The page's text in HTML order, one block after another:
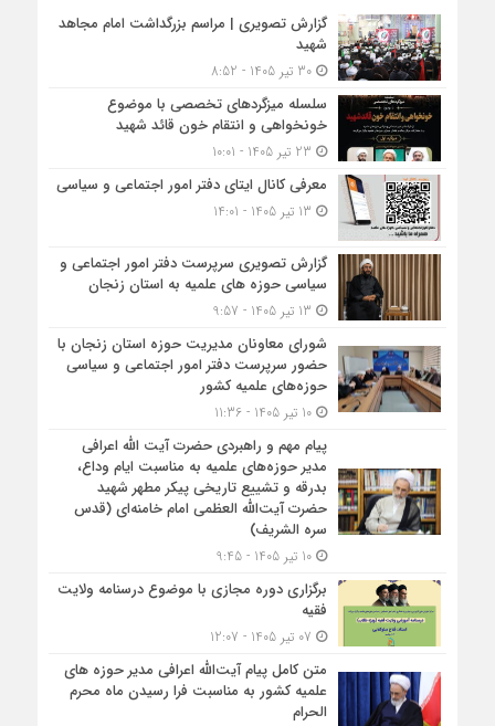
گزارش تصویری | مراسم بزرگداشت امام مجاهد
شهید
30 تیر 1405 - 8:52
سلسله میزگردهای تخصصی با موضوع
خونخواهی و انتقام خون قائد شهید
معرفی کانال ایتای دفتر امور اجتماعی و سیاسی
گزارش تصویری سرپرست دفتر امور اجتماعی و
سیاسی حوزه های علمیه به استان زنجان
شورای معاونان مدیریت حوزه استان زنجان با
حضور سرپرست دفتر امور اجتماعی و سیاسی
حوزه‌های علمیه کشور
10 تیر 1405 - 11:36
پیام مهم و راهبردی حضرت آیت الله اعرافی
مدیر حوزه‌های علمیه به مناسبت ایام وداع،
بدرقه و تشییع تاریخی پیکر مطهر شهید
حضرت آیت‌الله العظمی امام خامنه‌ای (قدس
سره الشریف)
10 تیر 1405 - 9:45
برگزاری دوره مجازی با موضوع درسنامه ولایت
فقیه
متن کامل پیام آیت‌الله اعرافی مدیر حوزه های
علمیه کشور به مناسبت فرا رسیدن ماه محرم
الحرام